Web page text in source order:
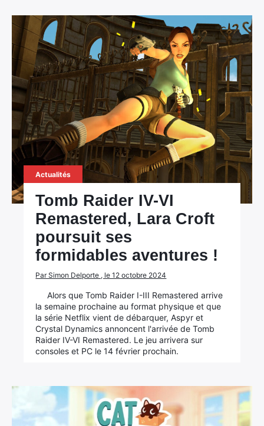
Actualités
Tomb Raider IV-VI
Remastered, Lara Croft
poursuit ses
formidables aventures !
Par Simon Delporte , le 12 octobre 2024
Alors que Tomb Raider I-III Remastered arrive
la semaine prochaine au format physique et que
la série Netflix vient de débarquer, Aspyr et
Crystal Dynamics annoncent l'arrivée de Tomb
Raider IV-VI Remastered. Le jeu arrivera sur
consoles et PC le 14 février prochain.